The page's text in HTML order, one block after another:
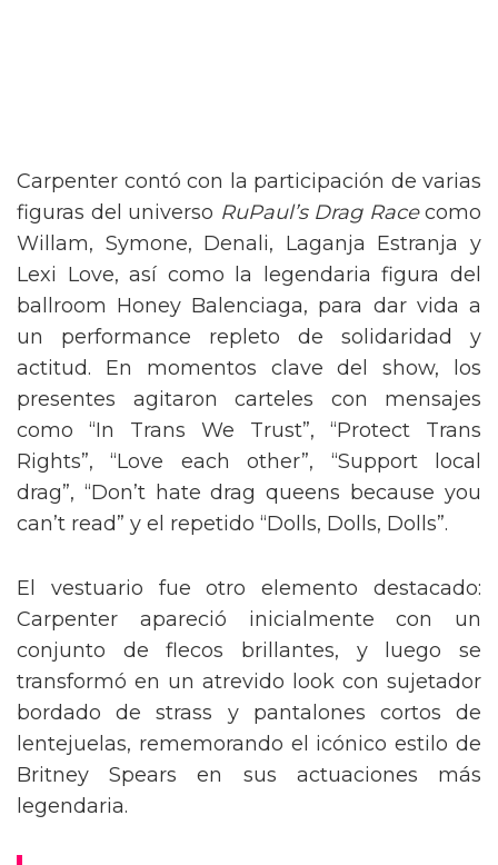
Carpenter contó con la participación de varias
figuras del universo RuPaul’s Drag Racecomo
Willam, Symone, Denali, Laganja Estranja y
Lexi Love, así como la legendaria figura del
ballroom Honey Balenciaga, para dar vida a
un performance repleto de solidaridad y
actitud. En momentos clave del show, los
presentes agitaron carteles con mensajes
como “In Trans We Trust”, “Protect Trans
Rights”, “Love each other”, “Support local
drag”, “Don’t hate drag queens because you
can’t read” y el repetido “Dolls, Dolls, Dolls”.
El vestuario fue otro elemento destacado:
Carpenter apareció inicialmente con un
conjunto de flecos brillantes, y luego se
transformó en un atrevido look con sujetador
bordado de strass y pantalones cortos de
lentejuelas, rememorando el icónico estilo de
Britney Spears en sus actuaciones más
legendaria.